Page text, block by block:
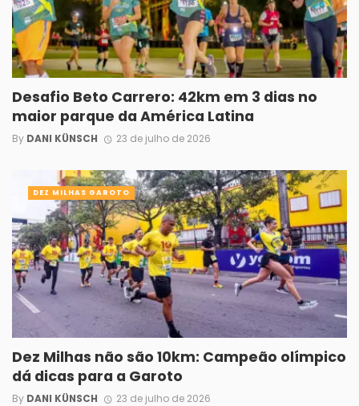
Desafio Beto Carrero: 42km em 3 dias no
maior parque da América Latina
By DANI KÜNSCH 23 de julho de 2026
Dez Milhas não são 10km: Campeão olímpico
dá dicas para a Garoto
By DANI KÜNSCH 23 de julho de 2026
DEZ MILHAS GAROTO